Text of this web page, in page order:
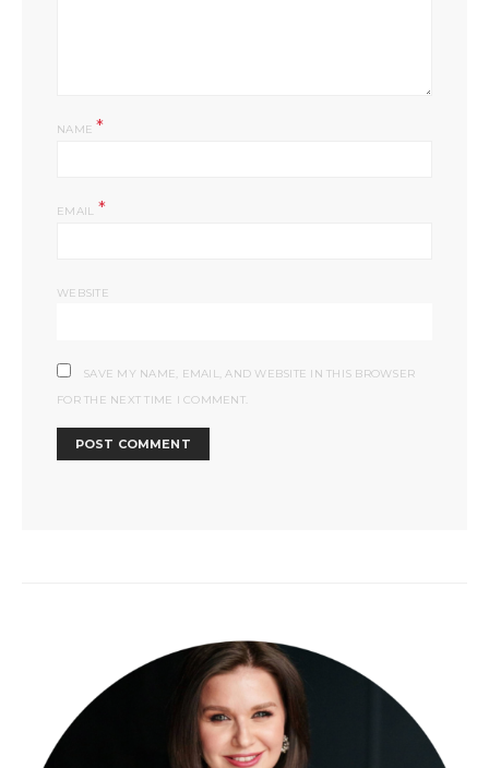
NAME*
EMAIL *
WEBSITE
SAVE MY NAME, EMAIL, AND WEBSITE IN THIS BROWSER
FOR THE NEXT TIME I COMMENT.